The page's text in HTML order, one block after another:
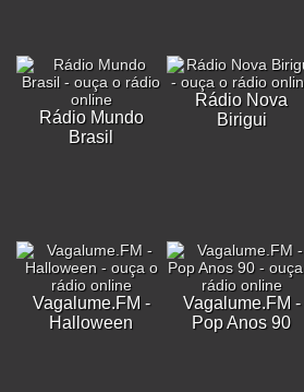
Rádio Mundo
Brasil
Rádio Nova
Birigui
Vagalume.FM -
Halloween
Vagalume.FM -
Pop Anos 90